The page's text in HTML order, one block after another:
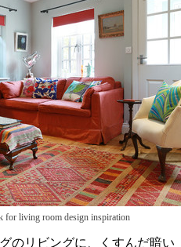
for living room design inspiration
のリビングに、くすんだ暗い